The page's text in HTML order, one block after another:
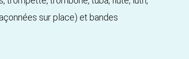
sur place) et bandes